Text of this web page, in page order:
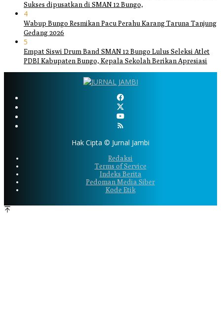
Sukses dipusatkan di SMAN 12 Bungo,
4
Wabup Bungo Resmikan Pacu Perahu Karang Taruna Tanjung
Gedang 2026
5
Empat Siswi Drum Band SMAN 12 Bungo Lulus Seleksi Atlet
PDBI Kabupaten Bungo, Kepala Sekolah Berikan Apresiasi
Hak Cipta © Jurnal Jambi
Redaksi
Terms of Service
Indeks Berita
Pedoman Media Siber
Kode Etik